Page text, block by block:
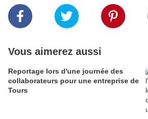
Vous aimerez aussi
Reportage lors d'une journée des
collaborateurs pour une entreprise de
Tours